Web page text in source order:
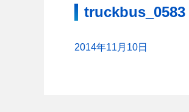
truckbus_0583
2014年11月10日